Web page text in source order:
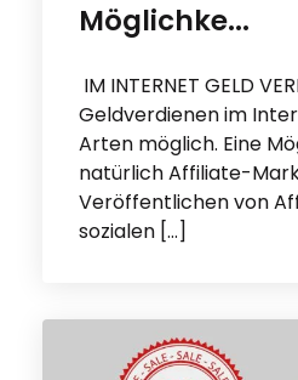
Möglichke...
IM INTERNET GELD
Geldverdienen im
Arten möglich. Eine
natürlich Affiliate-
Veröffentlichen von
sozialen […]